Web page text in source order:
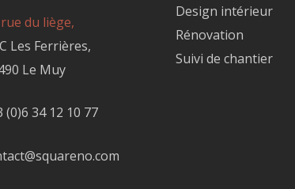
du liège,
Les Ferrières,
Le Muy
(0)6 34 12 10 77
Design intérieur
Rénovation
Suivi de chantier